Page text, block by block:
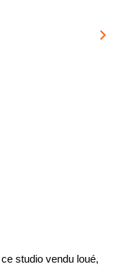
studio vendu loué,